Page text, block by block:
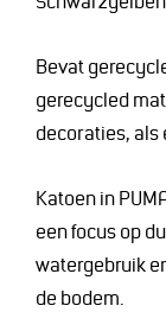
Bevat
gerecycled
decoraties, als
Katoen in
een focus op
watergebruik
de bodem.